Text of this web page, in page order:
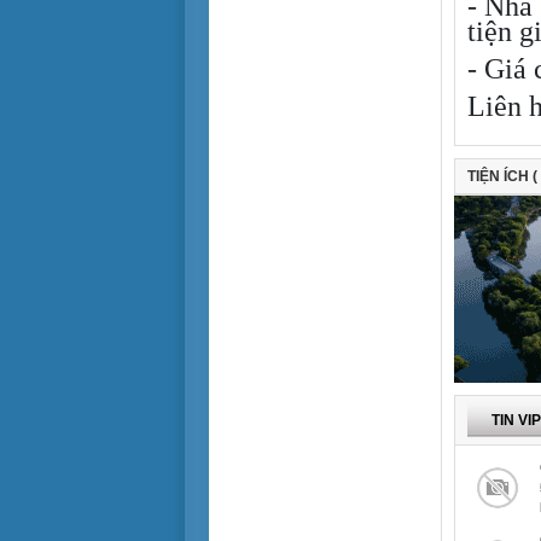
tiện
- Giá
Liên
TIỆN ÍCH (
TIN